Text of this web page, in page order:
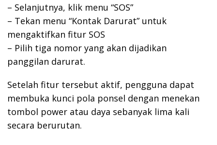
– Selanjutnya, klik menu “SOS”
– Tekan menu “Kontak Darurat” untuk
mengaktifkan fitur SOS
– Pilih tiga nomor yang akan dijadikan
panggilan darurat.
Setelah fitur tersebut aktif, pengguna dapat
membuka kunci pola ponsel dengan menekan
tombol power atau daya sebanyak lima kali
secara berurutan.